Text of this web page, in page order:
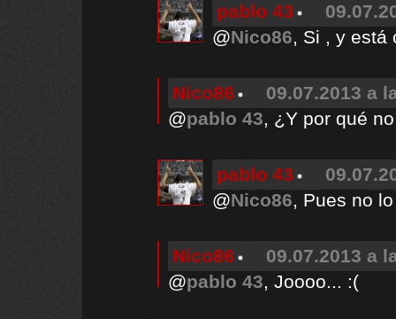
pablo 43
@Nico86, Si , y está
Nico86
09.07.2013 a
@pablo 43, ¿Y por qué
pablo 43
@Nico86, Pues no
Nico86
09.07.2013 a
@pablo 43, Joooo... :(